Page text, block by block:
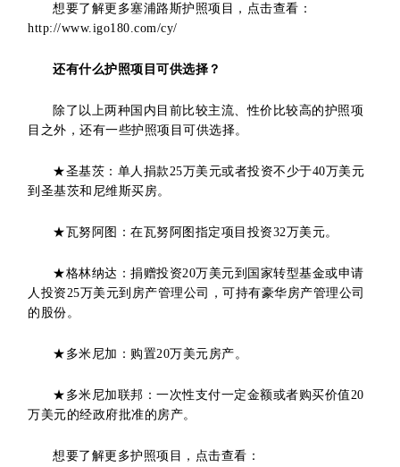
想要了解更多塞浦路斯护照项目，点击查看：
http://www.igo180.com/cy/
还有什么护照项目可供选择？
除了以上两种国内目前比较主流、性价比较高的护照项
目之外，还有一些护照项目可供选择。
★圣基茨：单人捐款25万美元或者投资不少于40万美元
到圣基茨和尼维斯买房。
★瓦努阿图：在瓦努阿图指定项目投资32万美元。
★格林纳达：捐赠投资20万美元到国家转型基金或申请
人投资25万美元到房产管理公司，可持有豪华房产管理公司
的股份。
★多米尼加：购置20万美元房产。
★多米尼加联邦：一次性支付一定金额或者购买价值20
万美元的经政府批准的房产。
想要了解更多护照项目，点击查看：